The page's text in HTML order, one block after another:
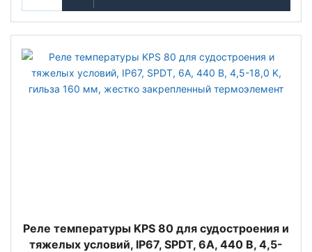
Реле температуры KPS 80 для судостроения и
тяжелых условий, IP67, SPDT, 6А, 440 В, 4,5-